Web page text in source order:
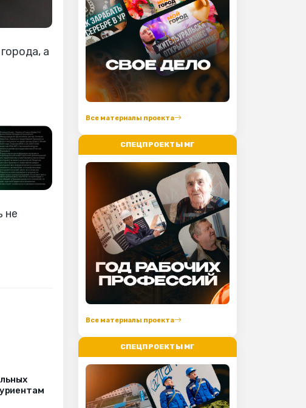
а
не
Все материалы проекта
СПЕЦПРОЕКТЫ МГ
Все материалы проекта
СПЕЦПРОЕКТЫ МГ